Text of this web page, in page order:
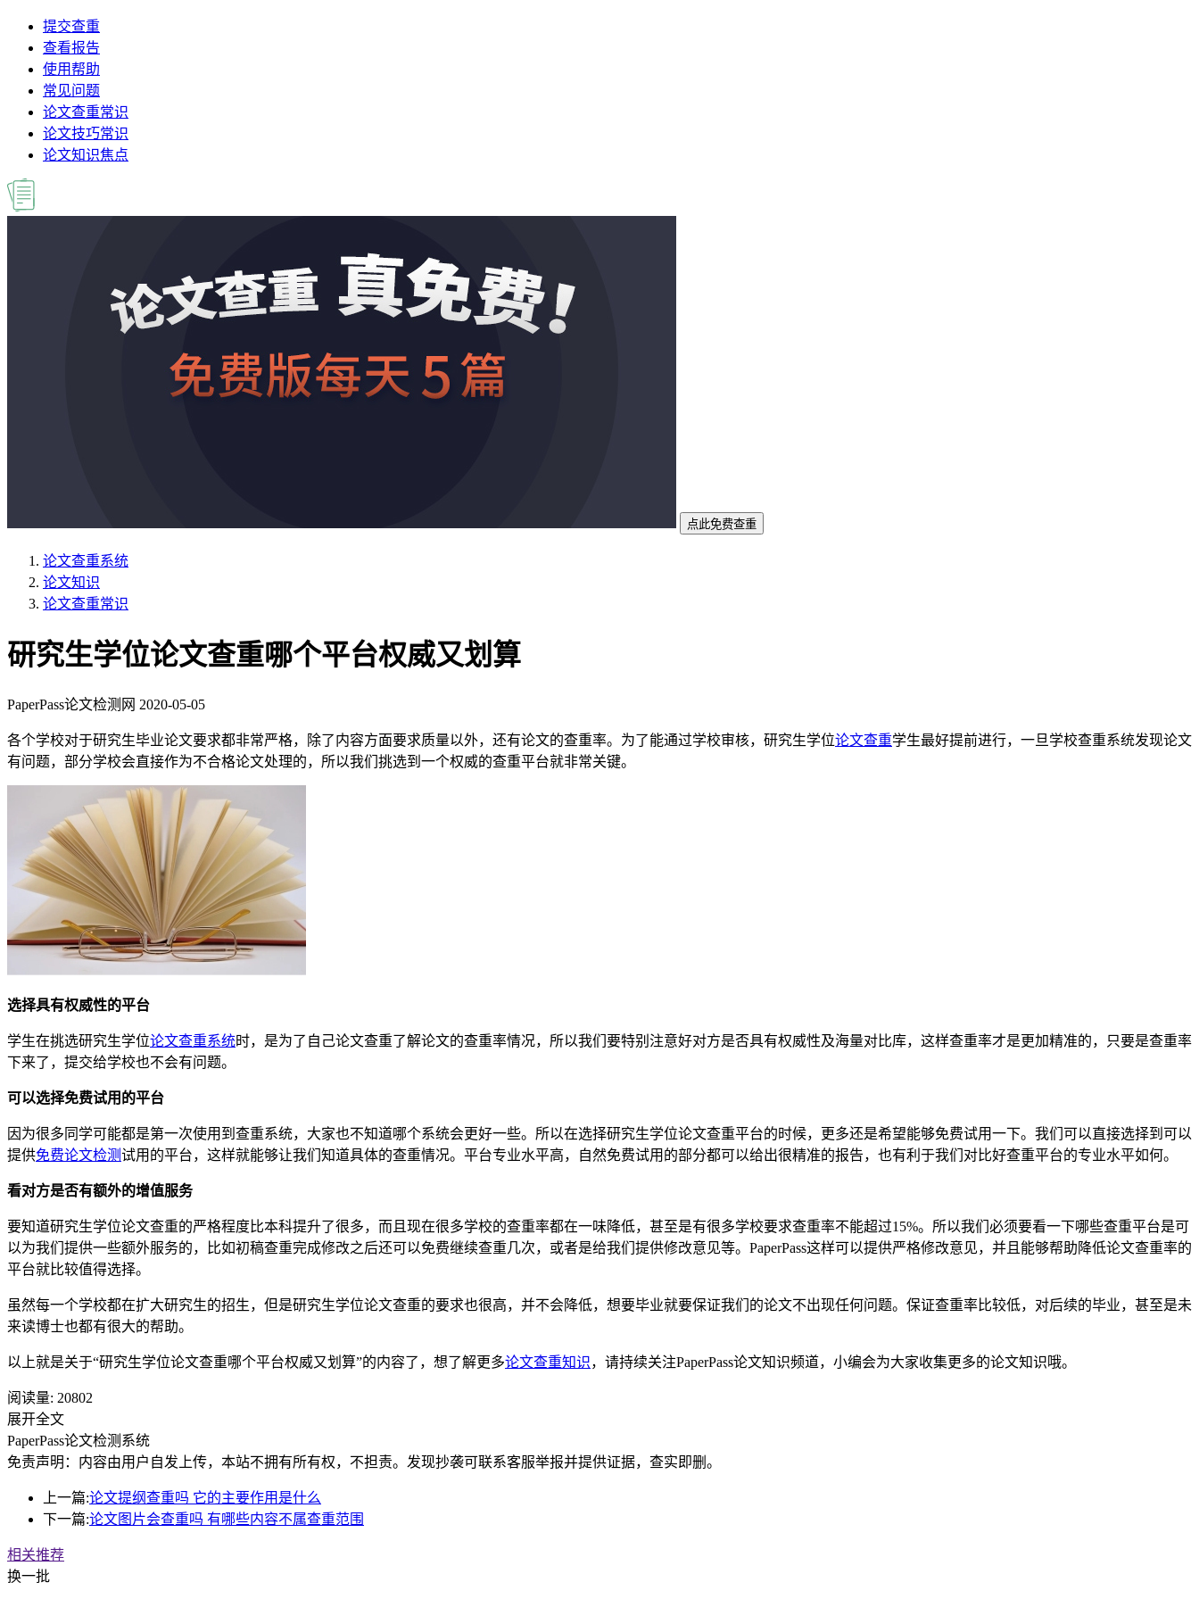
提交查重
查看报告
使用帮助
常见问题
论文查重常识
论文技巧常识
论文知识焦点
点此免费查重
论文查重系统
论文知识
论文查重常识
研究生学位论文查重哪个平台权威又划算
PaperPass论文检测网 2020-05-05
各个学校对于研究生毕业论文要求都非常严格，除了内容方面要求质量以外，还有论文的查重率。为了能通过学校审核，研究生学位论文查重学生最好提前进行，一旦学校查重系统发现论文
有问题，部分学校会直接作为不合格论文处理的，所以我们挑选到一个权威的查重平台就非常关键。
选择具有权威性的平台
学生在挑选研究生学位论文查重系统时，是为了自己论文查重了解论文的查重率情况，所以我们要特别注意好对方是否具有权威性及海量对比库，这样查重率才是更加精准的，只要是查重率
下来了，提交给学校也不会有问题。
可以选择免费试用的平台
因为很多同学可能都是第一次使用到查重系统，大家也不知道哪个系统会更好一些。所以在选择研究生学位论文查重平台的时候，更多还是希望能够免费试用一下。我们可以直接选择到可以
提供免费论文检测试用的平台，这样就能够让我们知道具体的查重情况。平台专业水平高，自然免费试用的部分都可以给出很精准的报告，也有利于我们对比好查重平台的专业水平如何。
看对方是否有额外的增值服务
要知道研究生学位论文查重的严格程度比本科提升了很多，而且现在很多学校的查重率都在一味降低，甚至是有很多学校要求查重率不能超过15%。所以我们必须要看一下哪些查重平台是可
以为我们提供一些额外服务的，比如初稿查重完成修改之后还可以免费继续查重几次，或者是给我们提供修改意见等。PaperPass这样可以提供严格修改意见，并且能够帮助降低论文查重率的
平台就比较值得选择。
虽然每一个学校都在扩大研究生的招生，但是研究生学位论文查重的要求也很高，并不会降低，想要毕业就要保证我们的论文不出现任何问题。保证查重率比较低，对后续的毕业，甚至是未
来读博士也都有很大的帮助。
以上就是关于“研究生学位论文查重哪个平台权威又划算”的内容了，想了解更多论文查重知识，请持续关注PaperPass论文知识频道，小编会为大家收集更多的论文知识哦。
阅读量: 20802
展开全文
PaperPass论文检测系统
免责声明：内容由用户自发上传，本站不拥有所有权，不担责。发现抄袭可联系客服举报并提供证据，查实即删。
上一篇:论文提纲查重吗 它的主要作用是什么
下一篇:论文图片会查重吗 有哪些内容不属查重范围
相关推荐
换一批